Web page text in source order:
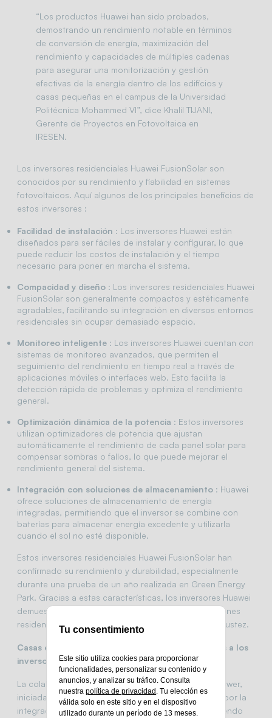
“Los productos Huawei han sido probados,
demostrando un rendimiento notable en términos
de conversión de energía, maximización del
rendimiento y capacidades de múltiples cadenas
para asegurar una monitorización y gestión
efectivas de la energía dentro de los edificios y
casas pequeñas en el campus de la Universidad
Politécnica Mohammed VI”, dice Khalil TIJANI,
Gerente de Proyectos en Fotovoltaica en
IRESEN.
Los inversores residenciales Huawei FusionSolar son
conocidos por su rendimiento y fiabilidad en sistemas
fotovoltaicos. Aquí algunos de los principales beneficios de
estos inversores :
Facilidad de instalación : Los inversores Huawei están
diseñados para ser fáciles de instalar y configurar, lo que
puede reducir los costos de instalación y el tiempo
necesario para poner en marcha el sistema.
Compacidad y diseño : Los inversores residenciales Huawei
FusionSolar son generalmente compactos y estéticamente
agradables, facilitando su integración en diversos entornos
residenciales sin ocupar demasiado espacio.
Monitoreo inteligente : Los inversores Huawei cuentan con
sistemas de monitoreo avanzados, que permiten el
seguimiento del rendimiento en tiempo real a través de
aplicaciones móviles o interfaces web. Esto facilita la
detección rápida de problemas y optimiza el rendimiento
general.
Optimización dinámica de la potencia : Estos inversores
utilizan optimizadores de potencia que ajustan
automáticamente el rendimiento de cada panel solar para
compensar sombras o fallos, lo que puede mejorar el
rendimiento general del sistema.
Integración con soluciones de almacenamiento : Huawei
ofrece soluciones de almacenamiento de energía
integradas, permitiendo que el inversor se combine con
baterías para almacenar energía excedente y utilizarla
cuando el sol no esté disponible.
Estos inversores residenciales Huawei FusionSolar han
confirmado su rendimiento y durabilidad, especialmente
durante una prueba de un año realizada en Green Energy
Park. Gracias a estas características, los inversores Huawei
demuestran ser una excelente opción para instalaciones
residenciales que buscan eficiencia energética y robustez.
Casas ecológicas con eficiencia energética gracias a los
inversores residenciales Huawei
La colaboración entre Green Energy Park y Green Power,
iniciada durante Solar Decathlon Africa, se destacó por la
integración de inversores residenciales Huawei, trayendo
Tu consentimiento
Este sitio utiliza cookies para proporcionar
funcionalidades, personalizar su contenido y
anuncios, y analizar su tráfico. Consulta
nuestrapolítica de privacidad . Tu elección es
válida solo en este sitio y en el dispositivo
utilizado durante un período de 13 meses.